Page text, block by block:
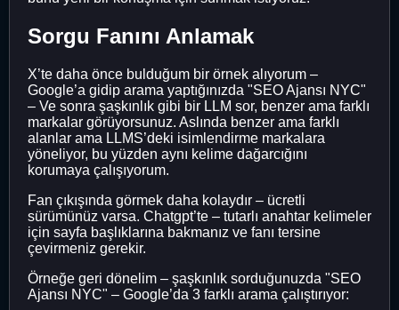
Sorgu Fanını Anlamak
X’te daha önce bulduğum bir örnek alıyorum –
Google’a gidip arama yaptığınızda "SEO Ajansı NYC"
– Ve sonra şaşkınlık gibi bir LLM sor, benzer ama farklı
markalar görüyorsunuz. Aslında benzer ama farklı
alanlar ama LLMS’deki isimlendirme markalara
yöneliyor, bu yüzden aynı kelime dağarcığını
korumaya çalışıyorum.
Fan çıkışında görmek daha kolaydır – ücretli
sürümünüz varsa. Chatgpt’te – tutarlı anahtar kelimeler
için sayfa başlıklarına bakmanız ve fanı tersine
çevirmeniz gerekir.
Örneğe geri dönelim – şaşkınlık sorduğunuzda "SEO
Ajansı NYC" – Google’da 3 farklı arama çalıştırıyor: